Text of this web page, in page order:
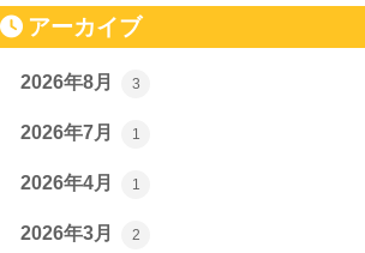
アーカイブ
2026年8月 3
2026年7月 1
2026年4月 1
2026年3月 2